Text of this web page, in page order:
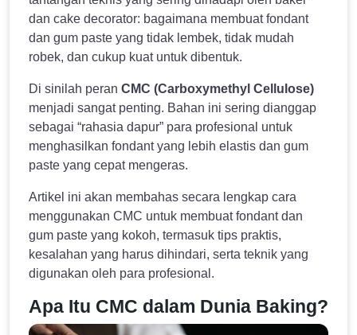
dan cake decorator: bagaimana membuat fondant
dan gum paste yang tidak lembek, tidak mudah
robek, dan cukup kuat untuk dibentuk.
Di sinilah peran CMC (Carboxymethyl Cellulose)
menjadi sangat penting. Bahan ini sering dianggap
sebagai “rahasia dapur” para profesional untuk
menghasilkan fondant yang lebih elastis dan gum
paste yang cepat mengeras.
Artikel ini akan membahas secara lengkap cara
menggunakan CMC untuk membuat fondant dan
gum paste yang kokoh, termasuk tips praktis,
kesalahan yang harus dihindari, serta teknik yang
digunakan oleh para profesional.
Apa Itu CMC dalam Dunia Baking?